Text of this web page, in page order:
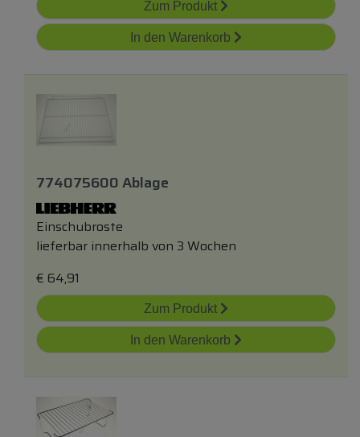
Zum Produkt
In den Warenkorb
774075600 Ablage
Einschubroste
lieferbar innerhalb von 3 Wochen
€ 64,91
Zum Produkt
In den Warenkorb